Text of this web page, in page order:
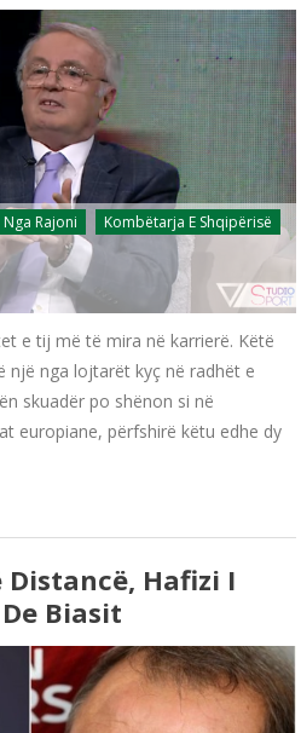
Rajoni
Kombëtarja E Shqipërisë
e tij më të mira në karrierë. Këtë
një nga lojtarët kyç në radhët e
skuadër po shënon si në
europiane, përfshirë këtu edhe dy
Distancë, Hafizi I
Biasit